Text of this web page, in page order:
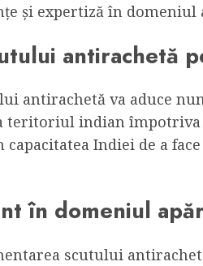
și expertiză în domeniul
antirachetă
antirachetă va aduce
teritoriul indian împotriva
Indiei de a
în domeniul
scutului